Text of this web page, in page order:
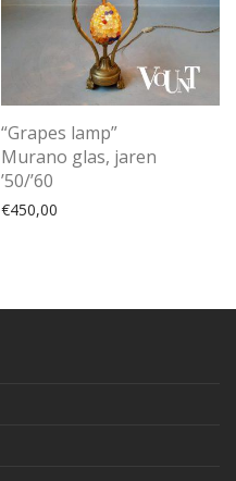
“Grapes lamp”
Murano glas, jaren
’50/’60
€450,00